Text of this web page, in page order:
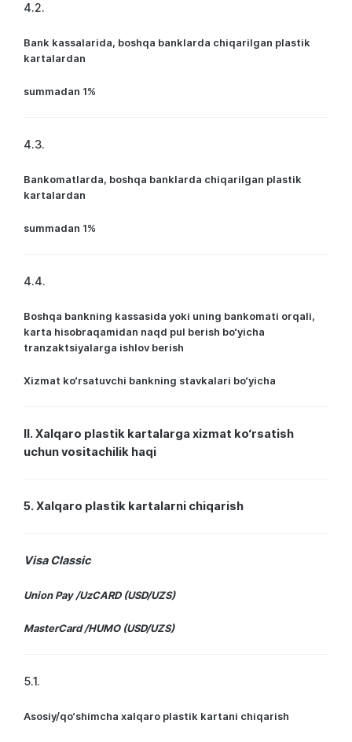
4.2.
Bank kassalarida, boshqa banklarda chiqarilgan plastik
kartalardan
summadan 1%
4.3.
Bankomatlarda, boshqa banklarda chiqarilgan plastik
kartalardan
summadan 1%
4.4.
Boshqa bankning kassasida yoki uning bankomati orqali,
karta hisobraqamidan naqd pul berish bo‘yicha
tranzaktsiyalarga ishlov berish
Xizmat ko‘rsatuvchi bankning stavkalari bo‘yicha
II. Xalqaro plastik kartalarga xizmat ko‘rsatish
uchun vositachilik haqi
5. Xalqaro plastik kartalarni chiqarish
Visa Classic
Union Pay /UzCARD (USD/UZS)
MasterCard /HUMO (USD/UZS)
5.1.
Asosiy/qo‘shimcha xalqaro plastik kartani chiqarish